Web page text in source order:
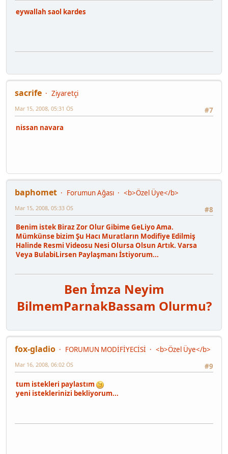
eywallah saol kardes
sacrife
Ziyaretçi
#7
Mar 15, 2008, 05:31 ÖS
nissan navara
baphomet Forumun Ağası
<b>Özel Üye</b>
#8
Mar 15, 2008, 05:33 ÖS
Benim istek Biraz Zor Olur Gibime GeLiyo Ama.
Mümkünse bizim Şu Hacı Muratların Modifiye Edilmiş
Halinde Resmi Videosu Nesi Olursa Olsun Artık. Varsa
Veya BulabiLirsen Paylaşmanı İstiyorum...
Ben İmza Neyim
BilmemParnakBassam Olurmu?
fox-gladio FORUMUN MODİFİYECİSİ
<b>Özel Üye</b>
#9
Mar 16, 2008, 06:02 ÖS
tum istekleri paylastım
yeni isteklerinizi bekliyorum...